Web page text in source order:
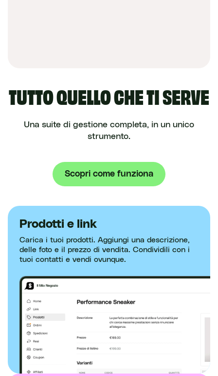
TUTTO QUELLO CHE TI SERVE
Una suite di gestione completa, in un unico
strumento.
Scopri come funziona
Prodotti e link
Carica i tuoi prodotti. Aggiungi una descrizione,
delle foto e il prezzo di vendita. Condividili con i
tuoi contatti e vendi ovunque.